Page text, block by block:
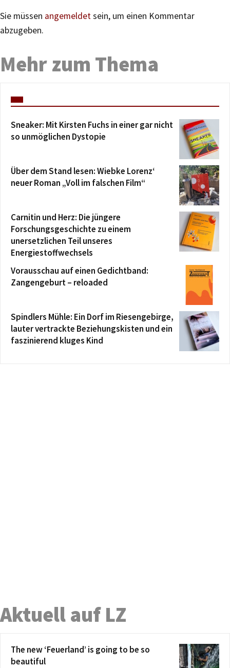
Sie müssen angemeldetsein, um einen Kommentar
abzugeben.
Mehr zum Thema
Sneaker: Mit Kirsten Fuchs in einer gar nicht
so unmöglichen Dystopie
Über dem Stand lesen: Wiebke Lorenz‘
neuer Roman „Voll im falschen Film“
Carnitin und Herz: Die jüngere
Forschungsgeschichte zu einem
unersetzlichen Teil unseres
Energiestoffwechsels
Vorausschau auf einen Gedichtband:
Zangengeburt – reloaded
Spindlers Mühle: Ein Dorf im Riesengebirge,
lauter vertrackte Beziehungskisten und ein
faszinierend kluges Kind
Aktuell auf LZ
The new ‘Feuerland’ is going to be so
beautiful